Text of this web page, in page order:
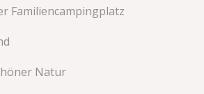
Familiencampingplatz
Natur